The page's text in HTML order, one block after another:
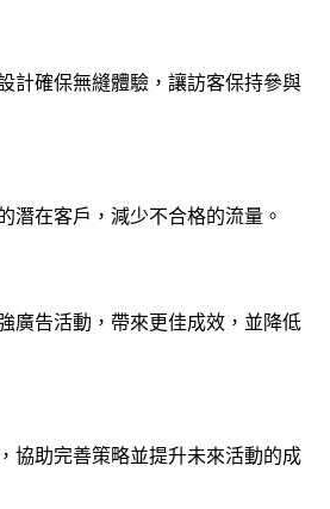
計確保無縫體驗，讓訪客保持參與
潛在客戶，減少不合格的流量。
廣告活動，帶來更佳成效，並降低
協助完善策略並提升未來活動的成